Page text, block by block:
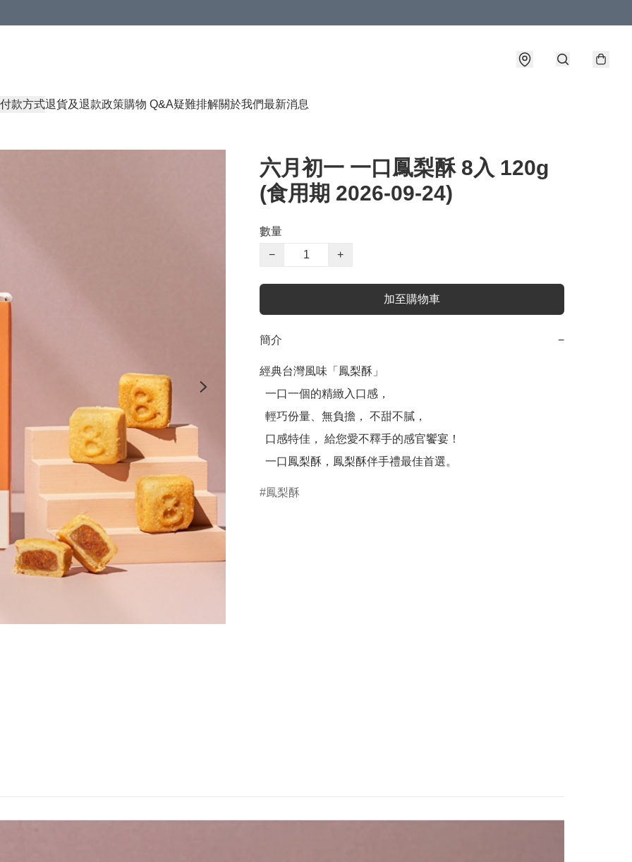
付款方式退貨及退款政策購物 Q&A疑難排解關於我們最新消息
六月初一 一口鳳梨酥 8入 120g
(食用期 2026-09-24)
數量
−
+
加至購物車
簡介 −
經典台灣風味「鳳梨酥」
  一口鳳梨酥，鳳梨酥伴手禮最佳首選。
鳳梨酥